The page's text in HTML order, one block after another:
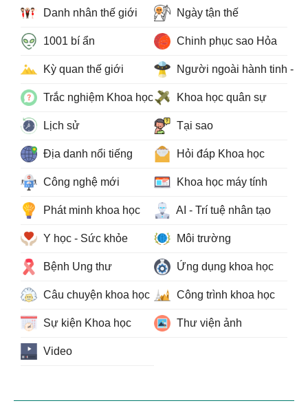
Danh nhân thế giới Ngày tận thế
1001 bí ẩn Chinh phục sao Hỏa
Kỳ quan thế giới Người ngoài hành tinh -
Trắc nghiệm Khoa học Khoa học quân sự
Lịch sử Tại sao
Địa danh nổi tiếng Hỏi đáp Khoa học
Công nghệ mới Khoa học máy tính
Phát minh khoa học AI - Trí tuệ nhân tạo
Y học - Sức khỏe Môi trường
Bệnh Ung thư Ứng dụng khoa học
Câu chuyện khoa học Công trình khoa học
Sự kiện Khoa học Thư viện ảnh
Video